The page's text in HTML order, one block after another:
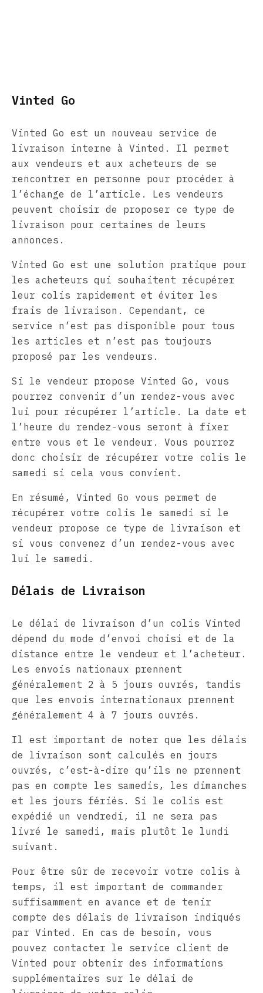
Vinted Go
Vinted Go est un nouveau service de
livraison interne à Vinted. Il permet
aux vendeurs et aux acheteurs de se
rencontrer en personne pour procéder à
l’échange de l’article. Les vendeurs
peuvent choisir de proposer ce type de
livraison pour certaines de leurs
annonces.
Vinted Go est une solution pratique pour
les acheteurs qui souhaitent récupérer
leur colis rapidement et éviter les
frais de livraison. Cependant, ce
service n’est pas disponible pour tous
les articles et n’est pas toujours
proposé par les vendeurs.
Si le vendeur propose Vinted Go, vous
pourrez convenir d’un rendez-vous avec
lui pour récupérer l’article. La date et
l’heure du rendez-vous seront à fixer
entre vous et le vendeur. Vous pourrez
donc choisir de récupérer votre colis le
samedi si cela vous convient.
En résumé, Vinted Go vous permet de
récupérer votre colis le samedi si le
vendeur propose ce type de livraison et
si vous convenez d’un rendez-vous avec
lui le samedi.
Délais de Livraison
Le délai de livraison d’un colis Vinted
dépend du mode d’envoi choisi et de la
distance entre le vendeur et l’acheteur.
Les envois nationaux prennent
généralement 2 à 5 jours ouvrés, tandis
que les envois internationaux prennent
généralement 4 à 7 jours ouvrés.
Il est important de noter que les délais
de livraison sont calculés en jours
ouvrés, c’est-à-dire qu’ils ne prennent
pas en compte les samedis, les dimanches
et les jours fériés. Si le colis est
expédié un vendredi, il ne sera pas
livré le samedi, mais plutôt le lundi
suivant.
Pour être sûr de recevoir votre colis à
temps, il est important de commander
suffisamment en avance et de tenir
compte des délais de livraison indiqués
par Vinted. En cas de besoin, vous
pouvez contacter le service client de
Vinted pour obtenir des informations
supplémentaires sur le délai de